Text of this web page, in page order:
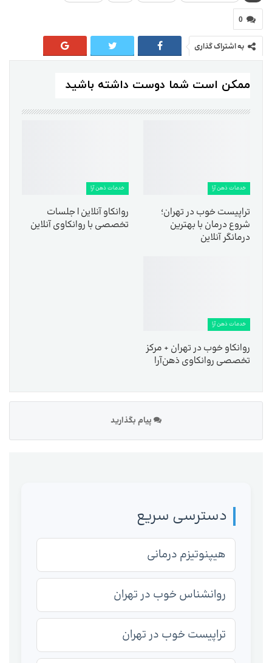
0
به اشتراک گذاری
ممکن است شما دوست داشته باشید
خدمات ذهن آرا
تراپیست خوب در تهران؛
شروع درمان با بهترین
درمانگر آنلاین
خدمات ذهن آرا
روانکاو آنلاین | جلسات
تخصصی با روانکاوی آنلاین
خدمات ذهن آرا
روانکاو خوب در تهران + مرکز
تخصصی روانکاوی ذهن‌آرا
پیام بگذارید
دسترسی سریع
هیپنوتیزم درمانی
روانشناس خوب در تهران
تراپیست خوب در تهران